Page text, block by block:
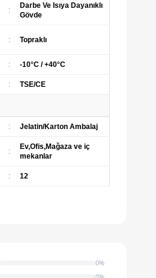
:
Darbe Ve Isıya Dayanıklı
Gövde
: Topraklı
: -10°C / +40°C
: TSE/CE
: Jelatin/Karton Ambalaj
:
Ev,Ofis,Mağaza ve iç
mekanlar
: 12
0%